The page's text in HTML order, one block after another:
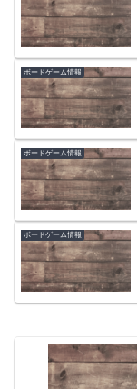
ボードゲーム情報
ボードゲーム情報
ボードゲーム情報